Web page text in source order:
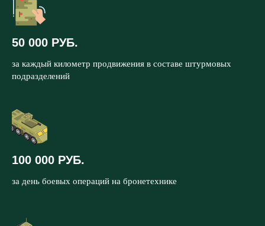
50 000 РУБ.
за каждый километр продвижения в составе штурмовых
подразделений
100 000 РУБ.
за день боевых операций на бронетехнике